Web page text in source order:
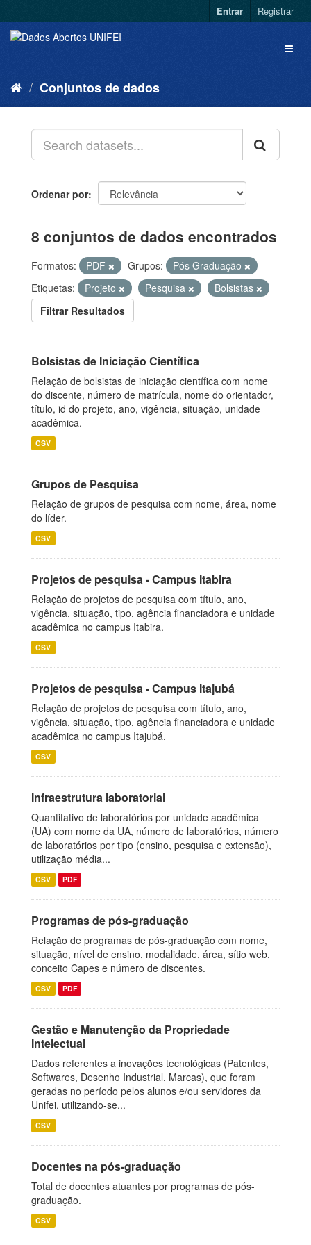
Entrar Registrar
Conjuntos de dados
Ordenar por
8 conjuntos de dados encontrados
Formatos: PDF Grupos:
Pós Graduação
Etiquetas:
Projeto Pesquisa
Bolsistas
Filtrar Resultados
Bolsistas de Iniciação Científica
Relação de bolsistas de iniciação científica com nome
do discente, número de matrícula, nome do orientador,
título, id do projeto, ano, vigência, situação, unidade
acadêmica.
CSV
Grupos de Pesquisa
Relação de grupos de pesquisa com nome, área, nome
do líder.
CSV
Projetos de pesquisa - Campus Itabira
Relação de projetos de pesquisa com título, ano,
vigência, situação, tipo, agência financiadora e unidade
acadêmica no campus Itabira.
CSV
Projetos de pesquisa - Campus Itajubá
Relação de projetos de pesquisa com título, ano,
vigência, situação, tipo, agência financiadora e unidade
acadêmica no campus Itajubá.
CSV
Infraestrutura laboratorial
Quantitativo de laboratórios por unidade acadêmica
(UA) com nome da UA, número de laboratórios, número
de laboratórios por tipo (ensino, pesquisa e extensão),
utilização média...
CSV PDF
Programas de pós-graduação
Relação de programas de pós-graduação com nome,
situação, nível de ensino, modalidade, área, sítio web,
conceito Capes e número de discentes.
CSV PDF
Gestão e Manutenção da Propriedade
Intelectual
Dados referentes a inovações tecnológicas (Patentes,
Softwares, Desenho Industrial, Marcas), que foram
geradas no período pelos alunos e/ou servidores da
Unifei, utilizando-se...
CSV
Docentes na pós-graduação
Total de docentes atuantes por programas de pós-
graduação.
CSV